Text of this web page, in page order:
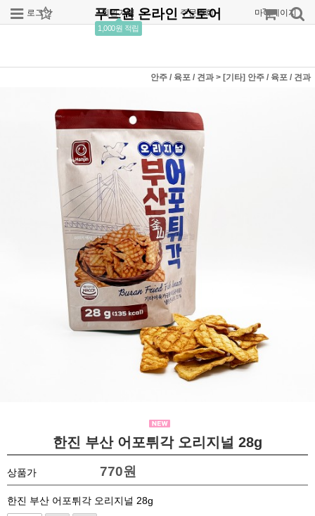
로그인 회원가입
1,000원 적립
주문조회 마이페이지
푸드원 온라인 스토어
안주 / 육포 / 견과 > [기타] 안주 / 육포 / 견과
한진 부산 어포튀각 오리지널 28g
상품가 770원
한진 부산 어포튀각 오리지널 28g